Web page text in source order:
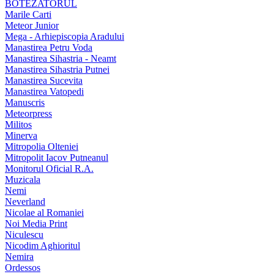
BOTEZATORUL
Marile Carti
Meteor Junior
Mega - Arhiepiscopia Aradului
Manastirea Petru Voda
Manastirea Sihastria - Neamt
Manastirea Sihastria Putnei
Manastirea Sucevita
Manastirea Vatopedi
Manuscris
Meteorpress
Militos
Minerva
Mitropolia Olteniei
Mitropolit Iacov Putneanul
Monitorul Oficial R.A.
Muzicala
Nemi
Neverland
Nicolae al Romaniei
Noi Media Print
Niculescu
Nicodim Aghioritul
Nemira
Ordessos